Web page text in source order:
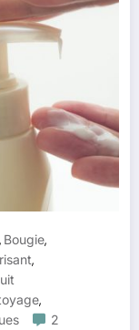
, Bougie,
,
,
2